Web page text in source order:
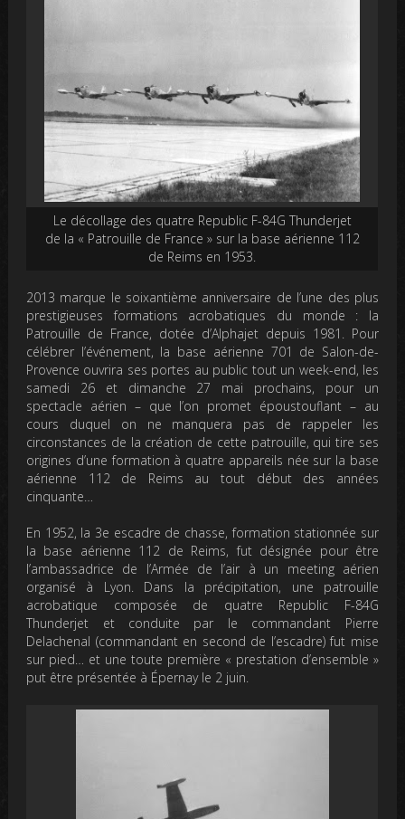
Le décollage des quatre Republic F-84G Thunderjet
de la « Patrouille de France » sur la base aérienne 112
de Reims en 1953.
2013 marque le soixantième anniversaire de l’une des plus
prestigieuses formations acrobatiques du monde : la
Patrouille de France, dotée d’Alphajet depuis 1981. Pour
célébrer l’événement, la base aérienne 701 de Salon-de-
Provence ouvrira ses portes au public tout un week-end, les
samedi 26 et dimanche 27 mai prochains, pour un
spectacle aérien – que l’on promet époustouflant – au
cours duquel on ne manquera pas de rappeler les
circonstances de la création de cette patrouille, qui tire ses
origines d’une formation à quatre appareils née sur la base
aérienne 112 de Reims au tout début des années
cinquante…
En 1952, la 3e escadre de chasse, formation stationnée sur
la base aérienne 112 de Reims, fut désignée pour être
l’ambassadrice de l’Armée de l’air à un meeting aérien
organisé à Lyon. Dans la précipitation, une patrouille
acrobatique composée de quatre Republic F-84G
Thunderjet et conduite par le commandant Pierre
Delachenal (commandant en second de l’escadre) fut mise
sur pied… et une toute première « prestation d’ensemble »
put être présentée à Épernay le 2 juin.